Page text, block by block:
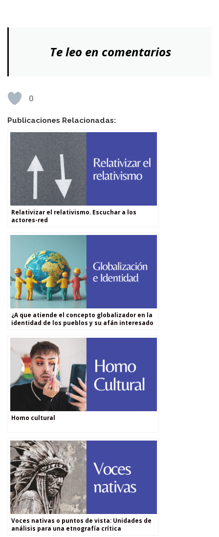
Te leo en comentarios
0
Publicaciones Relacionadas:
Relativizar el relativismo. Escuchar a los
actores-red
¿A que atiende el concepto globalizador en la
identidad de los pueblos y su afán interesado
Homo cultural
Voces nativas o puntos de vista: Unidades de
análisis para una etnografía crítica